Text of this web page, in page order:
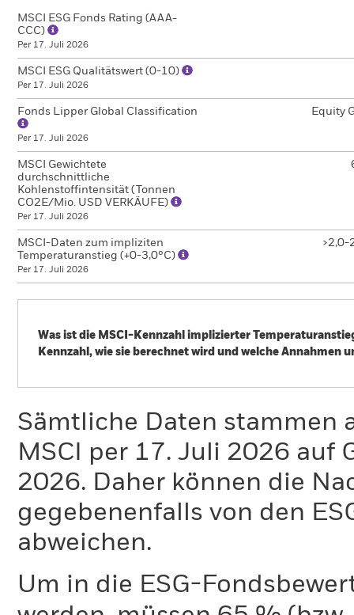
MSCI ESG Fonds Rating (AAA-
CCC)
Per 17. Juli 2026
MSCI ESG Qualitätswert (0-10)
Per 17. Juli 2026
Fonds Lipper Global Classification
Per 17. Juli 2026
Equity
MSCI Gewichtete
durchschnittliche
Kohlenstoffintensität (Tonnen
CO2E/Mio. USD VERKÄUFE)
Per 17. Juli 2026
MSCI-Daten zum impliziten
Temperaturanstieg (+0-3,0°C)
Per 17. Juli 2026
>2,0-
Was ist die MSCI-Kennzahl implizierter
Kennzahl, wie sie berechnet wird und welche
unterzeichnet. Als zentrales Ziel dieses Abkommens soll
Niveau und idealerweise auf 1,5° Celsius begrenzt
Was ist die ITR-Kennzahl?
Die ITR-Kennzahl wird verwendet, um für ein
Pariser Abkommens zu geben. ITR verwendet quelloffene
Supervisors for Greening the Financial System (NGFS)
Übereinstimmung mit den Branchenstandards der GFANZ
Sämtliche Daten stammen
MSCI per 17. Juli 2026 auf
2026. Daher können die
gegebenenfalls von den
abweichen.
Um in die ESG-